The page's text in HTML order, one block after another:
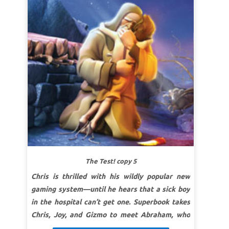
(BW)
się, że najtrudniejsze wybory mogą przynieść
największą radość!
LEKCJA 1: RELACJA Z BOGIEM
SuperPrawda:Będę posłuszny Bogu i zaufam
Jego obietnicom.
SuperWerset:Jam jest Bóg Wszechmogący,
trwaj w społeczności ze mną i bądź doskonały!
Ustanowię bowiem przymierze między mną a
tobą i dam ci bardzo liczne potomstwo. I Ks.
Mojżeszowa (Rodzaju) 17:1b–2 (BW)
Będę posłuszny Bogu, nawet jeśli
jest to trudne.
SuperWerset:
I rzekł: Nie podnoś ręki na
chłopca i nie czyń mu nic, bo teraz wiem, że
The Test! copy 5
Chris is thrilled with his wildly popular new
gaming system—until he hears that a sick boy
in the hospital can’t get one. Superbook takes
Chris, Joy, and Gizmo to meet Abraham, who